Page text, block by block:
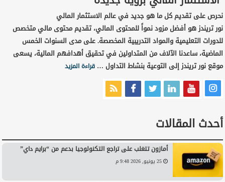
نحرص على تقديم كل ما هو جديد في عالم الاستثمار المالي
نور تريندز هو أفضل مزود نمواً للمحتوى المالي، تقديم محتوى مالي متخصص
للدورات التعليمية والمواد التدريبية المخصصة. على مدى السنوات الخمس
الماضية، ساعدنا الآلاف من المتداولين في تحقيق أهدافهم المالية، يسعى
موقع نور تريندز إلى التوعية بنشاط التداول …قراءة المزيد
أحدث المقالات
أمازون تتغلب على تراجع التكنولوجيا بدعم من “برايم داي”
25 يونيو, 2026 9:48 م